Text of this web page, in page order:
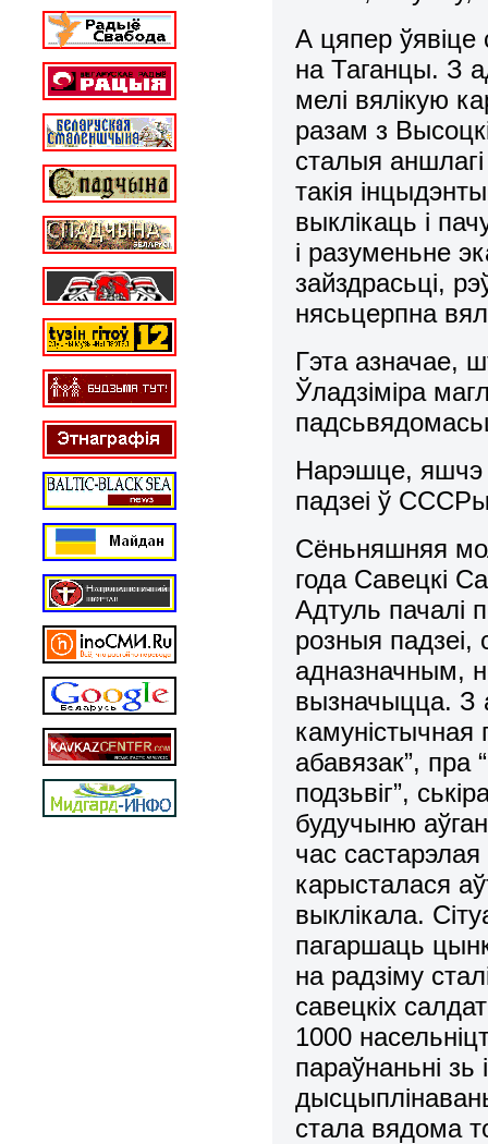
А цяпер ўявіце
на Таганцы. З
мелі вялікую
разам з
сталыя
такія
выклікаць і
і разуменьне
зайздрасьці,
нясьцерпна
Гэта азначае,
Ўладзіміра
Нарэшце, яшчэ
падзеі ў
Сёньняшняя
года Савецкі
Адтуль пачалі
розныя падзеі,
адназначным,
вызначыцца. З
камуністычная
абавязак”, пра
подзьвіг”,
будучыню
час
карысталася
выклікала.
пагаршаць
на радзіму
савецкіх
1000
параўнаньні зь
стала вядома